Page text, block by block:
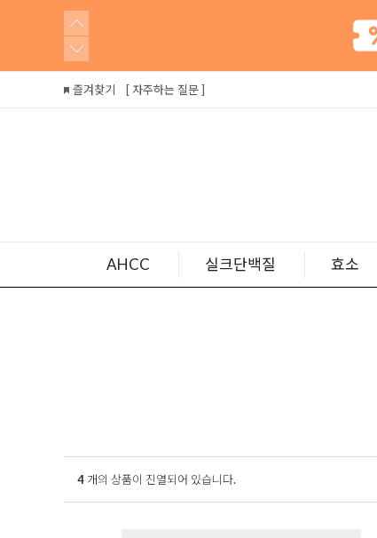
즐겨찾기 [ 자주하는 질문 ]
AHCC 실크단백질 효소
4 개의 상품이 진열되어 있습니다.